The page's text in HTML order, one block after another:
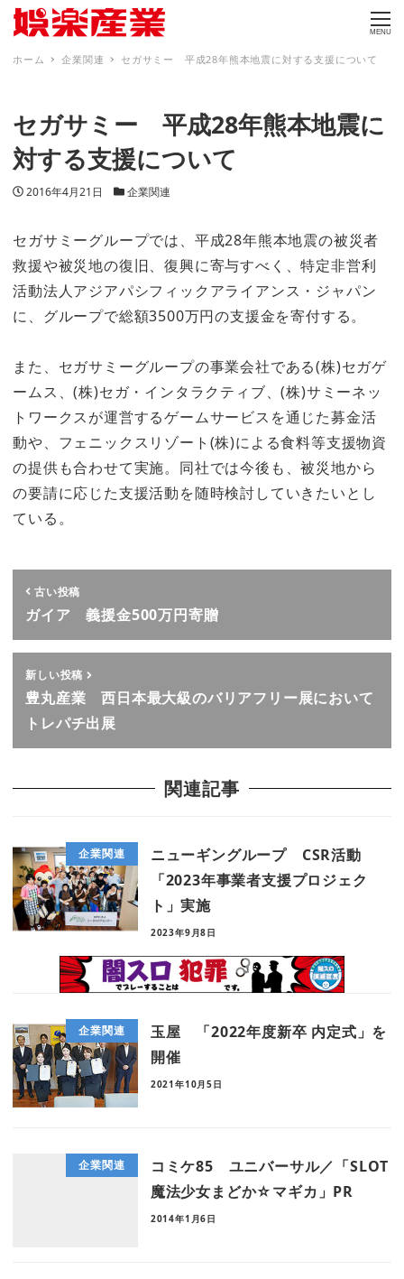
MENU
ホーム 企業関連 セガサミー 平成28年熊本地震に対する支援について
セガサミー 平成28年熊本地震に
対する支援について
投稿日
2016年4月21日 カテゴリー
企業関連
セガサミーグループでは、平成28年熊本地震の被災者
救援や被災地の復旧、復興に寄与すべく、特定非営利
活動法人アジアパシフィックアライアンス・ジャパン
に、グループで総額3500万円の支援金を寄付する。
また、セガサミーグループの事業会社である(株)セガゲ
ームス、(株)セガ・インタラクティブ、(株)サミーネッ
トワークスが運営するゲームサービスを通じた募金活
動や、フェニックスリゾート(株)による食料等支援物資
の提供も合わせて実施。同社では今後も、被災地から
の要請に応じた支援活動を随時検討していきたいとし
ている。
古い投稿
ガイア 義援金500万円寄贈
新しい投稿
豊丸産業 西日本最大級のバリアフリー展において
トレパチ出展
関連記事
企業関連
ニューギングループ CSR活動
「2023年事業者支援プロジェク
ト」実施
2023年9月8日
企業関連
玉屋 「2022年度新卒 内定式」を
開催
2021年10月5日
企業関連
コミケ85 ユニバーサル／「SLOT
魔法少女まどか☆マギカ」PR
2014年1月6日